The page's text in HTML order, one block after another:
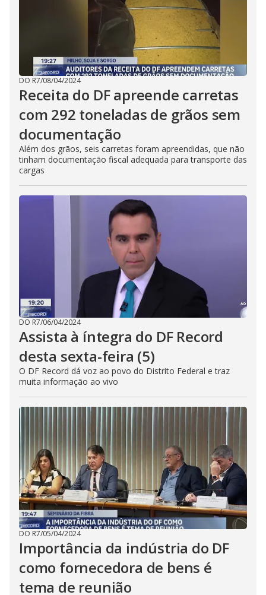
DO R7/08/04/2024
Receita do DF apreende carretas
com 292 toneladas de grãos sem
documentação
Além dos grãos, seis carretas foram apreendidas, que não
tinham documentação fiscal adequada para transporte das
cargas
DO R7/06/04/2024
Assista à íntegra do DF Record
desta sexta-feira (5)
O DF Record dá voz ao povo do Distrito Federal e traz
muita informação ao vivo
DO R7/05/04/2024
Importância da indústria do DF
como fornecedora de bens é
tema de reunião